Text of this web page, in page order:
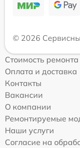
© 2026
Стоимость ремонта
Оплата и доставка
Контакты
Вакансии
О компании
Ремонтируемые
Наши услуги
Согласие на